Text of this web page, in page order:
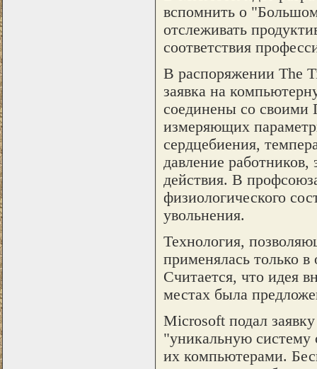
вспомнить о
отслеживать
соответствия
В распоряжении The
заявка на
соединены со своими
измеряющих
сердцебиения,
давление
действия. В
физиологического
увольнения.
Технология,
применялась только
Считается, что идея
местах была
Microsoft подал
"уникальную систему
их компьютерами.